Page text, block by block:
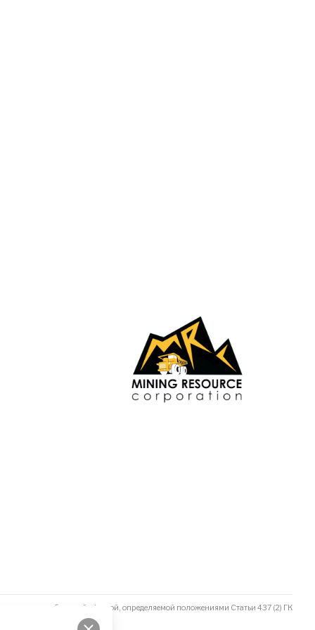
является публичной офертой, определяемой положениями Статьи 437 (2) ГК